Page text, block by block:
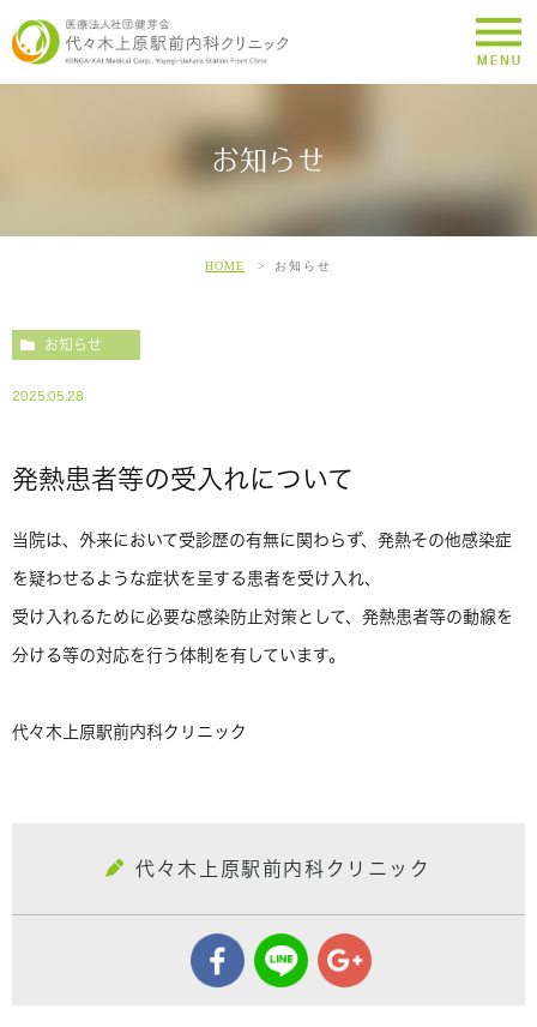
お知らせ
HOME お知らせ
お知らせ
2025.05.28
発熱患者等の受入れについて
当院は、外来において受診歴の有無に関わらず、発熱その他感染症
を疑わせるような症状を呈する患者を受け入れ、
受け入れるために必要な感染防止対策として、発熱患者等の動線を
分ける等の対応を行う体制を有しています。
代々木上原駅前内科クリニック
代々木上原駅前内科クリニック